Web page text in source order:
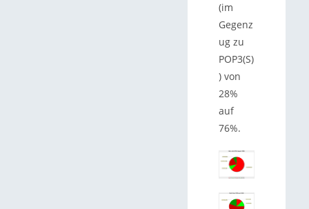
(im
Gegenz
ug zu
POP3(S)
) von
28%
auf
76%.